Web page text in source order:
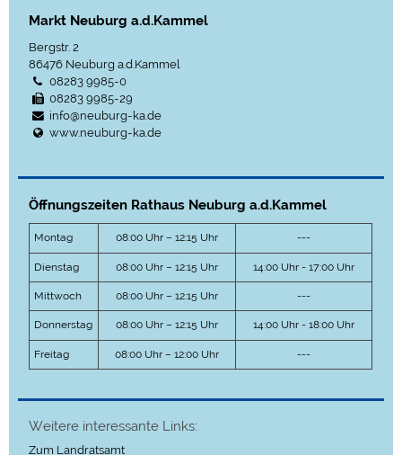
Markt Neuburg a.d.Kammel
Bergstr. 2
86476 Neuburg a.d.Kammel
08283 9985-0
08283 9985-29
info@neuburg-ka.de
www.neuburg-ka.de
Öffnungszeiten Rathaus Neuburg a.d.Kammel
Montag 08:00 Uhr – 12:15 Uhr ---
Dienstag 08:00 Uhr – 12:15 Uhr 14:00 Uhr - 17:00 Uhr
Mittwoch 08:00 Uhr – 12:15 Uhr ---
Donnerstag 08:00 Uhr – 12:15 Uhr 14:00 Uhr - 18:00 Uhr
Freitag 08:00 Uhr – 12:00 Uhr ---
Weitere interessante Links:
Zum Landratsamt